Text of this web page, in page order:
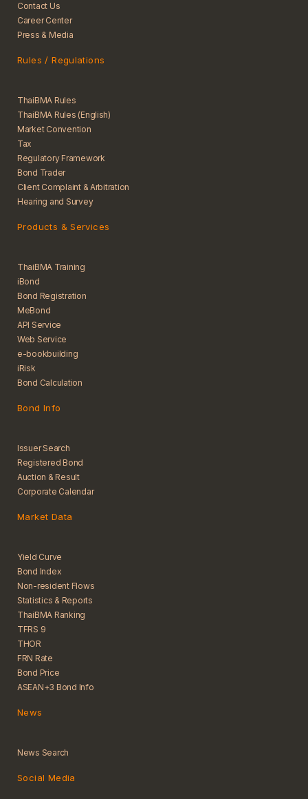
Contact Us
Career Center
Press & Media
Rules / Regulations
ThaiBMA Rules
ThaiBMA Rules (English)
Market Convention
Tax
Regulatory Framework
Bond Trader
Client Complaint & Arbitration
Hearing and Survey
Products & Services
ThaiBMA Training
iBond
Bond Registration
MeBond
API Service
Web Service
e-bookbuilding
iRisk
Bond Calculation
Bond Info
Issuer Search
Registered Bond
Auction & Result
Corporate Calendar
Market Data
Yield Curve
Bond Index
Non-resident Flows
Statistics & Reports
ThaiBMA Ranking
TFRS 9
THOR
FRN Rate
Bond Price
ASEAN+3 Bond Info
News
News Search
Social Media